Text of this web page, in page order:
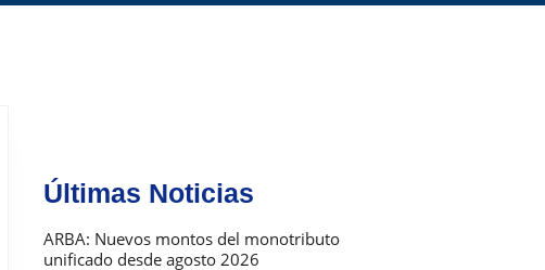
Últimas Noticias
ARBA: Nuevos montos del monotributo
unificado desde agosto 2026